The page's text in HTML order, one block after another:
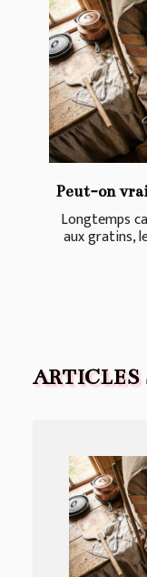
Peut-on
Longtemps
aux gratins,